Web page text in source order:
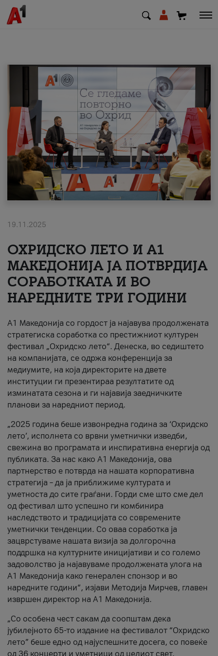
МК SQ
Приватни Деловни
Поддршка
Надополни кредит
#ПодобарОнлајн
19.11.2025
ОХРИДСКО ЛЕТО И A1
МАКЕДОНИЈА ЈА ПОТВРДИЈА
СОРАБОТКАТА И ВО
НАРЕДНИТЕ ТРИ ГОДИНИ
A1 Македонија со гордост ја најавува продолжената
стратегиска соработка со престижниот културен
фестивал „Охридско лето“. Денеска, во седиштето
на компанијата, се одржа конференција за
медиумите, на која директорите на двете
институции ги презентираа резултатите од
изминатата сезона и ги најавија заедничките
планови за наредниот период.
„2025 година беше извонредна година за ‘Охридско
лето’, исполнета со врвни уметнички изведби,
свежина во програмата и инспиративна енергија од
публиката. За нас како A1 Македонија, ова
партнерство е потврда на нашата корпоративна
стратегија – да ја приближиме културата и
уметноста до сите граѓани. Горди сме што сме дел
од фестивал што успешно ги комбинира
наследството и традицијата со современите
уметнички тенденции. Со оваа соработка ја
зацврстуваме нашата визија за долгорочна
поддршка на културните иницијативи и со големо
задоволство ја најавуваме продолжената улога на
A1 Македонија како генерален спонзор и во
наредните години“, изјави Методија Мирчев, главен
извршен директор на A1 Македонија.
„Со особена чест сакам да соопштам дека
јубилејното 65-то издание на фестивалот “Охридско
лето” беше едно од најуспешните досега, со повеќе
од 36 концерти и уметници од целиот свет.